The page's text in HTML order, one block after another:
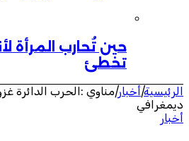
حين تُحارب المرأة
تخطئ
الرئيسية|أخبار|مناوي :الحرب الدائرة
ديمغرافي
أخبار